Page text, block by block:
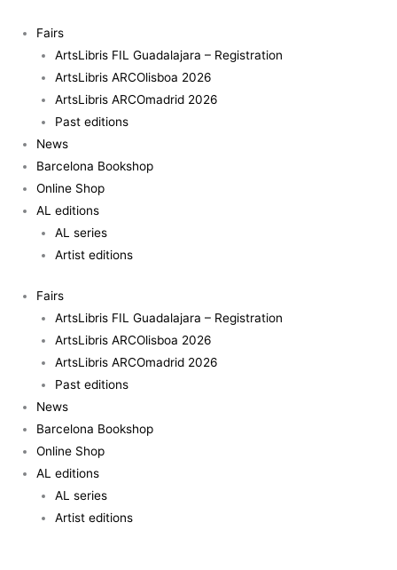
content
Fairs
ArtsLibris FIL Guadalajara – Registration
ArtsLibris ARCOlisboa 2026
ArtsLibris ARCOmadrid 2026
Past editions
News
Barcelona Bookshop
Online Shop
AL editions
AL series
Artist editions
Fairs
ArtsLibris FIL Guadalajara – Registration
ArtsLibris ARCOlisboa 2026
ArtsLibris ARCOmadrid 2026
Past editions
News
Barcelona Bookshop
Online Shop
AL editions
AL series
Artist editions